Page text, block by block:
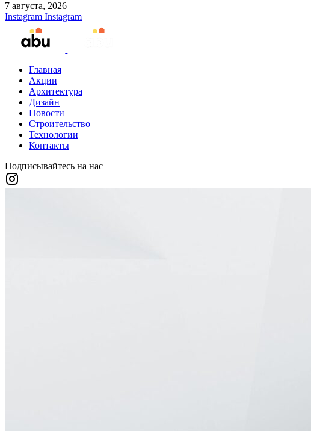
7 августа, 2026
Instagram Instagram
Главная
Акции
Архитектура
Дизайн
Новости
Строительство
Технологии
Контакты
Подписывайтесь на нас